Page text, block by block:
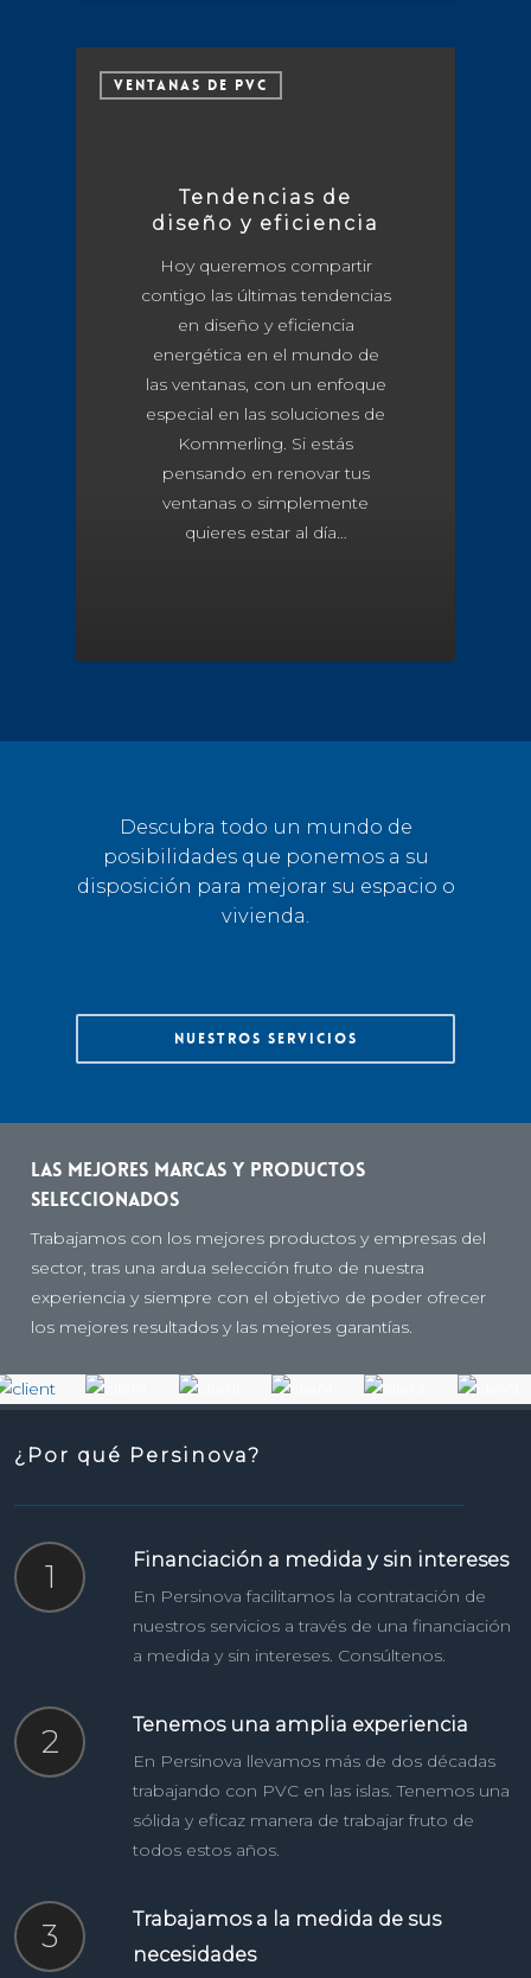
VENTANAS DE PVC
Tendencias de
diseño y eficiencia
Hoy queremos compartir
contigo las últimas tendencias
en diseño y eficiencia
energética en el mundo de
las ventanas, con un enfoque
especial en las soluciones de
Kommerling. Si estás
pensando en renovar tus
ventanas o simplemente
quieres estar al día…
Descubra todo un mundo de
posibilidades que ponemos a su
disposición para mejorar su espacio o
vivienda.
Nuestros servicios
Las mejores marcas y productos
seleccionados
Trabajamos con los mejores productos y empresas del
sector, tras una ardua selección fruto de nuestra
experiencia y siempre con el objetivo de poder ofrecer
los mejores resultados y las mejores garantías.
¿Por qué Persinova?
1 Financiación a medida y sin intereses
En Persinova facilitamos la contratación de
nuestros servicios a través de una financiación
a medida y sin intereses. Consúltenos.
2 Tenemos una amplia experiencia
En Persinova llevamos más de dos décadas
trabajando con PVC en las islas. Tenemos una
sólida y eficaz manera de trabajar fruto de
todos estos años.
3
Trabajamos a la medida de sus
necesidades